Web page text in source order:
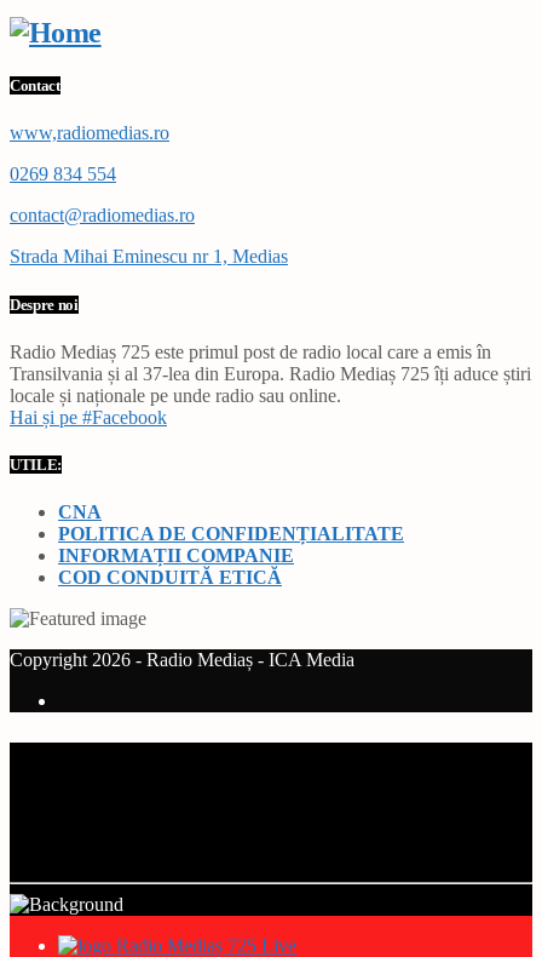
Contact
www,radiomedias.ro
0269 834 554
contact@radiomedias.ro
Strada Mihai Eminescu nr 1, Medias
Despre noi
Radio Mediaș 725 este primul post de radio local care a emis în
Transilvania și al 37-lea din Europa. Radio Mediaș 725 îți aduce știri
locale și naționale pe unde radio sau online.
Hai și pe #Facebook
UTILE:
CNA
POLITICA DE CONFIDENȚIALITATE
INFORMAȚII COMPANIE
COD CONDUITĂ ETICĂ
Copyright 2026 - Radio Mediaș - ICA Media
Radio Mediaș 725 Live